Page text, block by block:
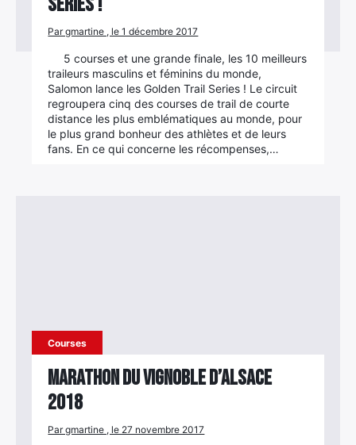
Par gmartine , le 1 décembre 2017
5 courses et une grande finale, les 10 meilleurs
traileurs masculins et féminins du monde,
Salomon lance les Golden Trail Series ! Le circuit
regroupera cinq des courses de trail de courte
distance les plus emblématiques au monde, pour
le plus grand bonheur des athlètes et de leurs
fans. En ce qui concerne les récompenses,…
Courses
Marathon du Vignoble d’Alsace
2018
Par gmartine , le 27 novembre 2017